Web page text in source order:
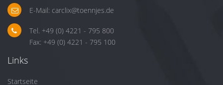
E-Mail: carclix@toennjes.de
Tel. +49 (0) 4221 - 795 800
Fax: +49 (0) 4221 - 795 100
Links
Startseite